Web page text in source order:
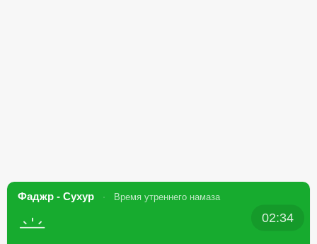
Фаджр - Сухур Время утреннего намаза
02:34